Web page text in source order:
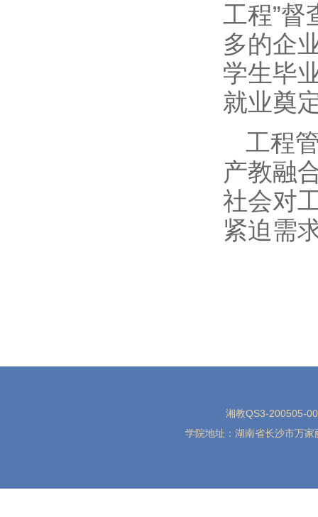
工程”督
多的企
学生毕
就业奠
工程
产教融
社会对
紧迫需
湘教QS3-200505-
学院地址：湖南省长沙市万